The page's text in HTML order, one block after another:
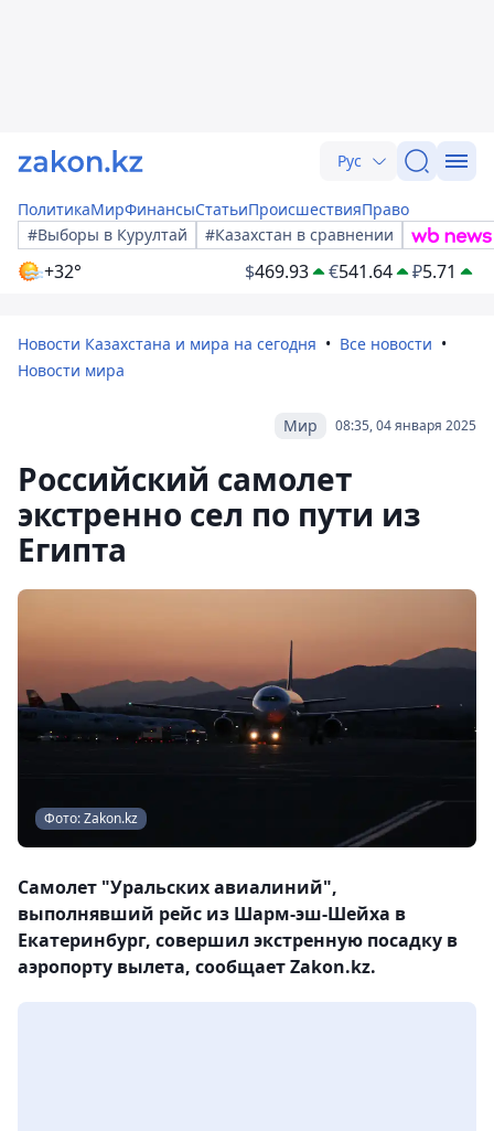
Рус
ПолитикаМирФинансыСтатьиПроисшествияПраво
#Выборы в Курултай
#Казахстан в сравнении
+32° $469.93 €541.64 ₽5.71
Новости Казахстана и мира на сегодня
Все новости
Новости мира
08:35, 04 января 2025
Мир
Российский самолет
экстренно сел по пути из
Египта
Фото: Zakon.kz
Самолет "Уральских авиалиний",
выполнявший рейс из Шарм-эш-Шейха в
Екатеринбург, совершил экстренную посадку в
аэропорту вылета, сообщает Zakon.kz.